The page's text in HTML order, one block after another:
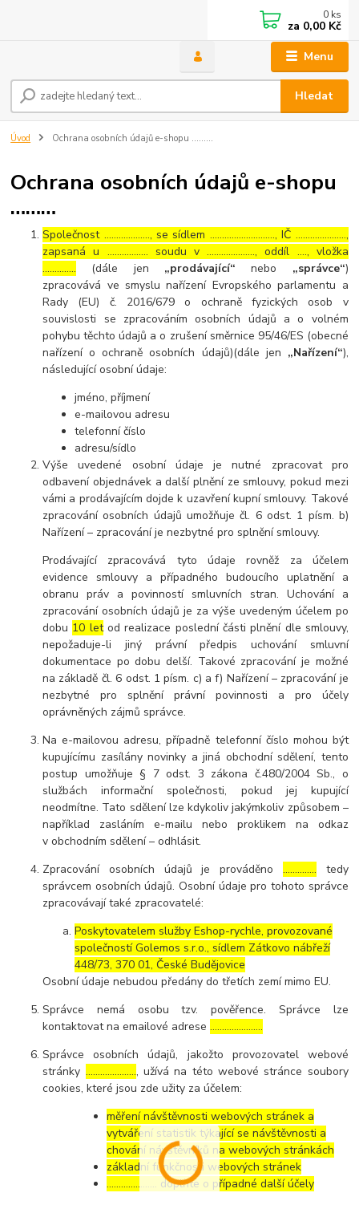
Menu
Hledat
0 ks
za 0,00 Kč
Úvod Ochrana osobních údajů e-shopu ………
Ochrana osobních údajů e-shopu
………
Společnost ………………., se sídlem ………………………, IČ …………………,
zapsaná u …………….. soudu v ……………….., oddíl …., vložka
………….. (dále jen „prodávající“ nebo „správce“)
zpracovává ve smyslu nařízení Evropského parlamentu a
Rady (EU) č. 2016/679 o ochraně fyzických osob v
souvislosti se zpracováním osobních údajů a o volném
pohybu těchto údajů a o zrušení směrnice 95/46/ES (obecné
nařízení o ochraně osobních údajů)(dále jen „Nařízení“),
následující osobní údaje:
jméno, příjmení
e-mailovou adresu
telefonní číslo
adresu/sídlo
Výše uvedené osobní údaje je nutné zpracovat pro
odbavení objednávek a další plnění ze smlouvy, pokud mezi
vámi a prodávajícím dojde k uzavření kupní smlouvy. Takové
zpracování osobních údajů umožňuje čl. 6 odst. 1 písm. b)
Nařízení – zpracování je nezbytné pro splnění smlouvy.
Prodávající zpracovává tyto údaje rovněž za účelem
evidence smlouvy a případného budoucího uplatnění a
obranu práv a povinností smluvních stran. Uchování a
zpracování osobních údajů je za výše uvedeným účelem po
dobu 10 letod realizace poslední části plnění dle smlouvy,
nepožaduje-li jiný právní předpis uchování smluvní
dokumentace po dobu delší. Takové zpracování je možné
na základě čl. 6 odst. 1 písm. c) a f) Nařízení – zpracování je
nezbytné pro splnění právní povinnosti a pro účely
oprávněných zájmů správce.
Na e-mailovou adresu, případně telefonní číslo mohou být
kupujícímu zasílány novinky a jiná obchodní sdělení, tento
postup umožňuje § 7 odst. 3 zákona č.480/2004 Sb., o
službách informační společnosti, pokud jej kupující
neodmítne. Tato sdělení lze kdykoliv jakýmkoliv způsobem –
například zasláním e-mailu nebo proklikem na odkaz
v obchodním sdělení – odhlásit.
Zpracování osobních údajů je prováděno………….. tedy
správcem osobních údajů. Osobní údaje pro tohoto správce
zpracovávají také zpracovatelé:
Poskytovatelem služby Eshop-rychle, provozované
společností Golemos s.r.o., sídlem Zátkovo nábřeží
448/73, 370 01, České Budějovice
Osobní údaje nebudou předány do třetích zemí mimo EU.
Správce nemá osobu tzv. pověřence. Správce lze
kontaktovat na emailové adrese………………….
Správce osobních údajů, jakožto provozovatel webové
stránky …………………, užívá na této webové stránce soubory
cookies, které jsou zde užity za účelem:
měření návštěvnosti webových stránek a
vytváření statistik týkající se návštěvnosti a
chování návštěvníků na webových stránkách
základní funkčnosti webových stránek
………………… doplňte o případné další účely